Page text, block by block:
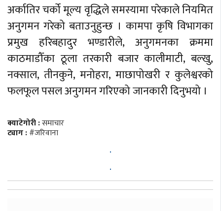
अर्कातिर चर्को मूल्य वृद्धिले समस्यामा परेकाले नियमित
अनुगमन गरेको बताउनुहुन्छ । कामपा कृषि विभागका
प्रमुख हरिबहादुर भण्डारीले, अनुगमनका क्रममा
काठमाडौँका ठूला तरकारी बजार कालीमाटी, बल्खु,
नक्साल, तीनकुने, मनोहरा, माछापोखरी र कुलेश्वरको
फलफूल पसल अनुगमन गरिएको जानकारी दिनुभयो ।
क्याटेगोरी :समाचार
ट्याग :#जरिवाना